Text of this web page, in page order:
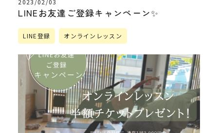
2023/02/03
LINEお友達ご登録キャンペーン✨
LINE登録 オンラインレッスン